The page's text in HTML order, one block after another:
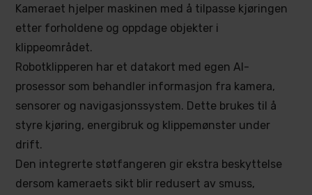
Kameraet hjelper maskinen med å tilpasse kjøringen
etter forholdene og oppdage objekter i
klippeområdet.
Robotklipperen har et datakort med egen AI-
prosessor som behandler informasjon fra kamera,
sensorer og navigasjonssystem. Dette brukes til å
styre kjøring, energibruk og klippemønster under
drift.
Den integrerte støtfangeren gir ekstra beskyttelse
dersom kameraets sikt blir redusert av smuss,